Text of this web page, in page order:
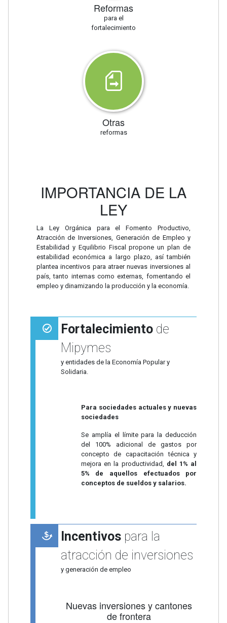
Reformas
para el
fortalecimiento
Otras
reformas
IMPORTANCIA DE LA
LEY
La Ley Orgánica para el Fomento Productivo,
Atracción de Inversiones, Generación de Empleo y
Estabilidad y Equilibrio Fiscal propone un plan de
estabilidad económica a largo plazo, así también
plantea incentivos para atraer nuevas inversiones al
país, tanto internas como externas, fomentando el
empleo y dinamizando la producción y la economía.
Fortalecimientode
Mipymes
y entidades de la Economía Popular y
Solidaria.
Para sociedades actuales y nuevas
sociedades
Se amplía el límite para la deducción
del 100% adicional de gastos por
concepto de capacitación técnica y
mejora en la productividad,
del 1% al
5% de aquellos efectuados por
conceptos de sueldos y salarios.
Incentivospara la
atracción de inversiones
y generación de empleo
Nuevas inversiones y cantones
de frontera